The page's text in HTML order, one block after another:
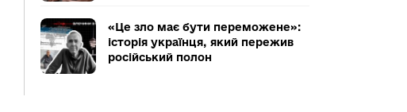
«Це зло має бути переможене»:
історія українця, який пережив
російський полон